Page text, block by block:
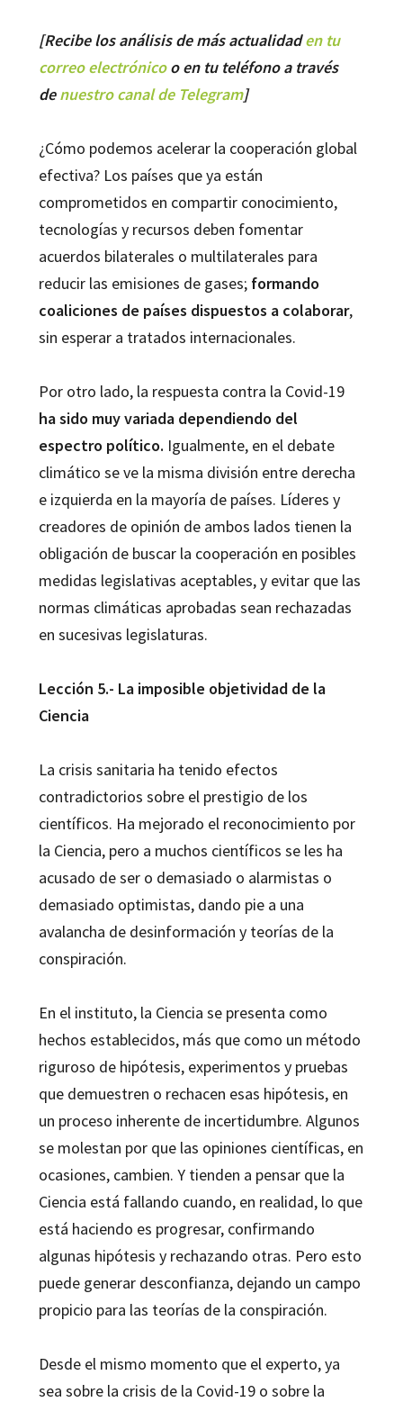
[Recibe los análisis de más actualidaden tu
correo electrónicoo en tu teléfono a través
denuestro canal de Telegram]
¿Cómo podemos acelerar la cooperación global
efectiva? Los países que ya están
comprometidos en compartir conocimiento,
tecnologías y recursos deben fomentar
acuerdos bilaterales o multilaterales para
reducir las emisiones de gases; formando
coaliciones de países dispuestos a colaborar,
sin esperar a tratados internacionales.
Por otro lado, la respuesta contra la Covid-19
ha sido muy variada dependiendo del
espectro político. Igualmente, en el debate
climático se ve la misma división entre derecha
e izquierda en la mayoría de países. Líderes y
creadores de opinión de ambos lados tienen la
obligación de buscar la cooperación en posibles
medidas legislativas aceptables, y evitar que las
normas climáticas aprobadas sean rechazadas
en sucesivas legislaturas.
Lección 5.- La imposible objetividad de la
Ciencia
La crisis sanitaria ha tenido efectos
contradictorios sobre el prestigio de los
científicos. Ha mejorado el reconocimiento por
la Ciencia, pero a muchos científicos se les ha
acusado de ser o demasiado o alarmistas o
demasiado optimistas, dando pie a una
avalancha de desinformación y teorías de la
conspiración.
En el instituto, la Ciencia se presenta como
hechos establecidos, más que como un método
riguroso de hipótesis, experimentos y pruebas
que demuestren o rechacen esas hipótesis, en
un proceso inherente de incertidumbre. Algunos
se molestan por que las opiniones científicas, en
ocasiones, cambien. Y tienden a pensar que la
Ciencia está fallando cuando, en realidad, lo que
está haciendo es progresar, confirmando
algunas hipótesis y rechazando otras. Pero esto
puede generar desconfianza, dejando un campo
propicio para las teorías de la conspiración.
Desde el mismo momento que el experto, ya
sea sobre la crisis de la Covid-19 o sobre la